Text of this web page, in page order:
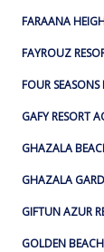
FARAANA
FAYROUZ
FOUR SEASONS
GAFY RESORT
GHAZALA
GHAZALA
GIFTUN AZUR
GOLDEN